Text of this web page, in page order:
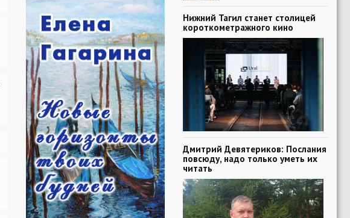
Нижний Тагил станет столицей
короткометражного кино
Дмитрий Девятериков: Послания
повсюду, надо только уметь их
читать